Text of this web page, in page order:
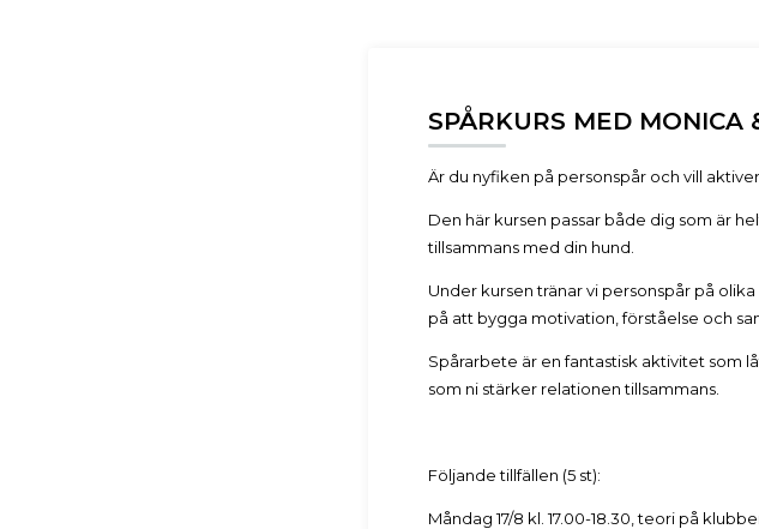
SPÅRKURS MED MONICA
Är du nyfiken på personspår och vill
Den här kursen passar både dig som är
tillsammans med din hund.
Under kursen tränar vi personspår på
på att bygga motivation, förståelse och
Spårarbete är en fantastisk aktivitet som
som ni stärker relationen tillsammans.
Följande tillfällen (5 st):
Måndag 17/8 kl. 17.00-18.30, teori på